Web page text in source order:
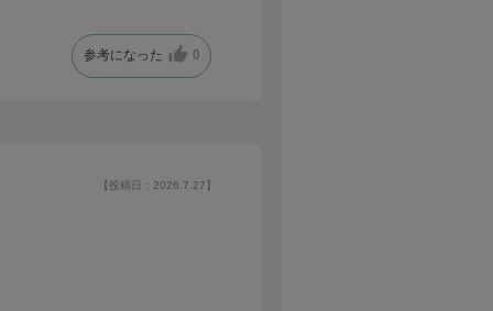
参考になった 0
【投稿日：2026.7.27】